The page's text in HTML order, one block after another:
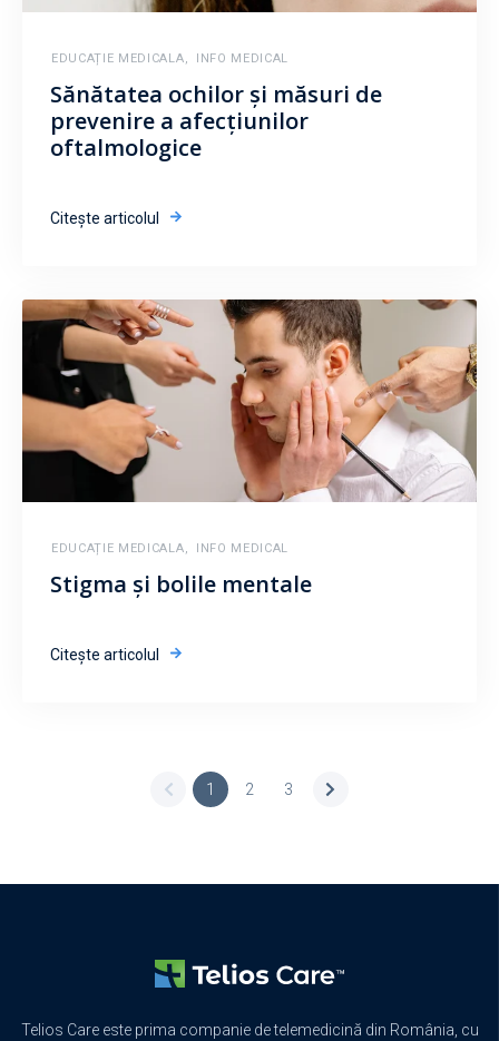
EDUCAȚIE MEDICALA, INFO MEDICAL
Sănătatea ochilor și măsuri de
prevenire a afecțiunilor
oftalmologice
Citește articolul
EDUCAȚIE MEDICALA, INFO MEDICAL
Stigma și bolile mentale
Citește articolul
1 2 3
Telios Care este prima companie de telemedicină din România, cu